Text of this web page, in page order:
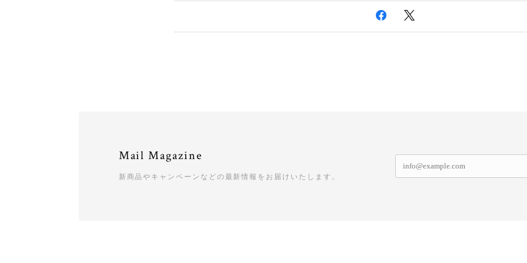
Mail Magazine
新商品やキャンペーンなどの最新情報をお届けいたします。